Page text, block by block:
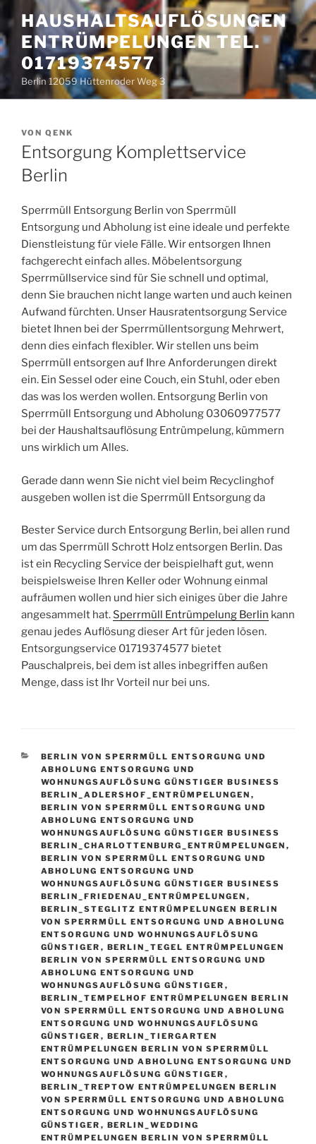
Inhalt
springen
HAUSHALTSAUFLÖSUNGEN
ENTRÜMPELUNGEN TEL.
01719374577
Berlin 12059 Hüttenroder Weg 3
VERÖFFENTLICHT
AM
VON QENK
Entsorgung Komplettservice
Berlin
Sperrmüll Entsorgung Berlin von Sperrmüll
Entsorgung und Abholung ist eine ideale und perfekte
Dienstleistung für viele Fälle. Wir entsorgen Ihnen
fachgerecht einfach alles. Möbelentsorgung
Sperrmüllservice sind für Sie schnell und optimal,
denn Sie brauchen nicht lange warten und auch keinen
Aufwand fürchten. Unser Hausratentsorgung Service
bietet Ihnen bei der Sperrmüllentsorgung Mehrwert,
denn dies einfach flexibler. Wir stellen uns beim
Sperrmüll entsorgen auf Ihre Anforderungen direkt
ein. Ein Sessel oder eine Couch, ein Stuhl, oder eben
das was los werden wollen. Entsorgung Berlin von
Sperrmüll Entsorgung und Abholung 03060977577
bei der Haushaltsauflösung Entrümpelung, kümmern
uns wirklich um Alles.
Gerade dann wenn Sie nicht viel beim Recyclinghof
ausgeben wollen ist die Sperrmüll Entsorgung da
Bester Service durch Entsorgung Berlin, bei allen rund
um das Sperrmüll Schrott Holz entsorgen Berlin. Das
ist ein Recycling Service der beispielhaft gut, wenn
beispielsweise Ihren Keller oder Wohnung einmal
aufräumen wollen und hier sich einiges über die Jahre
angesammelt hat. Sperrmüll Entrümpelung Berlin kann
genau jedes Auflösung dieser Art für jeden lösen.
Entsorgungservice 01719374577 bietet
Pauschalpreis, bei dem ist alles inbegriffen außen
Menge, dass ist Ihr Vorteil nur bei uns.
KATEGORIEN
BERLIN VON SPERRMÜLL ENTSORGUNG UND
ABHOLUNG ENTSORGUNG UND
WOHNUNGSAUFLÖSUNG GÜNSTIGER BUSINESS
BERLIN_ADLERSHOF_ENTRÜMPELUNGEN ,
BERLIN VON SPERRMÜLL ENTSORGUNG UND
ABHOLUNG ENTSORGUNG UND
WOHNUNGSAUFLÖSUNG GÜNSTIGER BUSINESS
BERLIN_CHARLOTTENBURG_ENTRÜMPELUNGEN ,
BERLIN VON SPERRMÜLL ENTSORGUNG UND
ABHOLUNG ENTSORGUNG UND
WOHNUNGSAUFLÖSUNG GÜNSTIGER BUSINESS
BERLIN_FRIEDENAU_ENTRÜMPELUNGEN ,
BERLIN_STEGLITZ ENTRÜMPELUNGEN BERLIN
VON SPERRMÜLL ENTSORGUNG UND ABHOLUNG
ENTSORGUNG UND WOHNUNGSAUFLÖSUNG
GÜNSTIGER , BERLIN_TEGEL ENTRÜMPELUNGEN
BERLIN VON SPERRMÜLL ENTSORGUNG UND
ABHOLUNG ENTSORGUNG UND
WOHNUNGSAUFLÖSUNG GÜNSTIGER ,
BERLIN_TEMPELHOF ENTRÜMPELUNGEN BERLIN
VON SPERRMÜLL ENTSORGUNG UND ABHOLUNG
ENTSORGUNG UND WOHNUNGSAUFLÖSUNG
GÜNSTIGER , BERLIN_TIERGARTEN
ENTRÜMPELUNGEN BERLIN VON SPERRMÜLL
ENTSORGUNG UND ABHOLUNG ENTSORGUNG UND
WOHNUNGSAUFLÖSUNG GÜNSTIGER ,
BERLIN_TREPTOW ENTRÜMPELUNGEN BERLIN
VON SPERRMÜLL ENTSORGUNG UND ABHOLUNG
ENTSORGUNG UND WOHNUNGSAUFLÖSUNG
GÜNSTIGER , BERLIN_WEDDING
ENTRÜMPELUNGEN BERLIN VON SPERRMÜLL